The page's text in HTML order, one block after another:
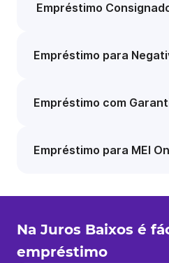
Empréstimo
Empréstimo para
Empréstimo com
Empréstimo para MEI
Na Juros Baixos é
empréstimo